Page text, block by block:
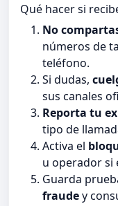
Qué hacer si
No
números de
teléfono.
Si dudas,
sus canales
Reporta tu
tipo de
Activa el
u operador si
Guarda
fraudey